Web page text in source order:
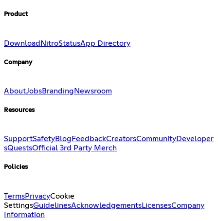
Product
Download NitroStatusApp Directory
Company
AboutJobsBranding Newsroom
Resources
SupportSafetyBlog FeedbackCreatorsCommunityDeveloper
sQuestsOfficial 3rd Party Merch
Policies
TermsPrivacyCookie
SettingsGuidelinesAcknowledgementsLicensesCompany
Information